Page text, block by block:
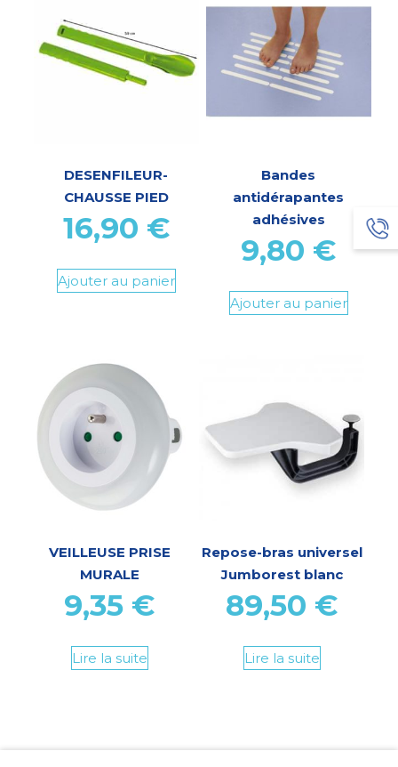
DESENFILEUR-
CHAUSSE PIED
16,90 €
Ajouter au panier
Bandes
antidérapantes
adhésives
9,80 €
Ajouter au panier
VEILLEUSE PRISE
MURALE
9,35 €
Lire la suite
Repose-bras universel
Jumborest blanc
89,50 €
Lire la suite